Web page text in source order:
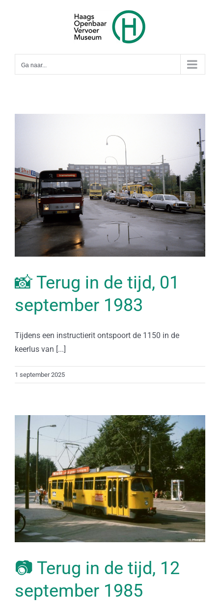
Ga naar...
📸 Terug in de tijd, 01
september 1983
Tijdens een instructierit ontspoort de 1150 in de
keerlus van [...]
1 september 2025
📷 Terug in de tijd, 12
september 1985